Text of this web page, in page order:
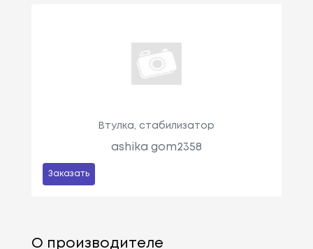
Втулка, стабилизатор
ashika gom2358
Заказать
О производителе